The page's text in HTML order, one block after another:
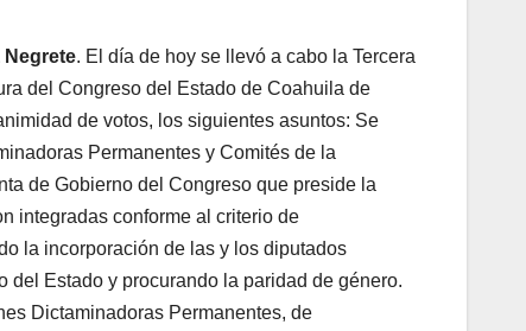
Negrete. El día de hoy se llevó a cabo la Tercera
del Congreso del Estado de Coahuila de
de votos, los siguientes asuntos: Se
Permanentes y Comités de la
de Gobierno del Congreso que preside la
integradas conforme al criterio de
la incorporación de las y los diputados
del Estado y procurando la paridad de género.
Dictaminadoras Permanentes, de